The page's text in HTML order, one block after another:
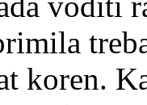
koren.